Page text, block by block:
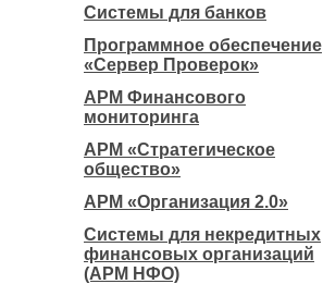
Системы для банков
Программное обеспечение
«Сервер Проверок»
АРМ Финансового
мониторинга
АРМ «Стратегическое
общество»
АРМ «Организация 2.0»
Системы для некредитных
финансовых организаций
(АРМ НФО)